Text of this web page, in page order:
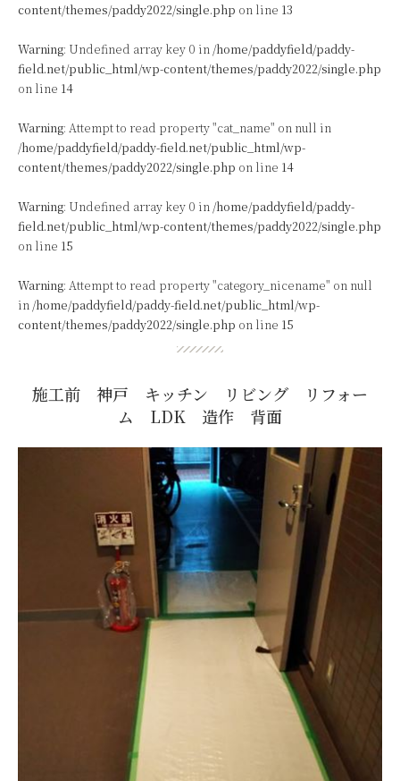
content/themes/paddy2022/single.php on line 13
Warning: Undefined array key 0 in /home/paddyfield/paddy-
field.net/public_html/wp-content/themes/paddy2022/single.php
on line 14
Warning: Attempt to read property "cat_name" on null in
/home/paddyfield/paddy-field.net/public_html/wp-
content/themes/paddy2022/single.php on line 14
Warning: Undefined array key 0 in /home/paddyfield/paddy-
field.net/public_html/wp-content/themes/paddy2022/single.php
on line 15
Warning: Attempt to read property "category_nicename" on null
in /home/paddyfield/paddy-field.net/public_html/wp-
content/themes/paddy2022/single.php on line 15
施工前 神戸 キッチン リビング リフォー
ム LDK 造作 背面